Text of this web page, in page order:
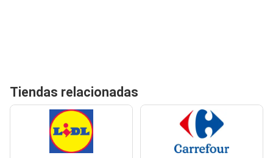
Tiendas relacionadas